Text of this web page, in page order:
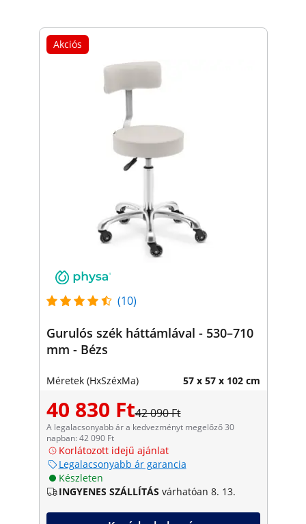
Akciós
(10)
Gurulós szék háttámlával - 530–710
mm - Bézs
Méretek (HxSzéxMa) 57 x 57 x 102 cm
40 830 Ft42 090 Ft
A legalacsonyabb ár a kedvezményt megelőző 30
napban: 42 090 Ft
Korlátozott idejű ajánlat
Legalacsonyabb ár garancia
Készleten
INGYENES SZÁLLÍTÁS várhatóan 8. 13.